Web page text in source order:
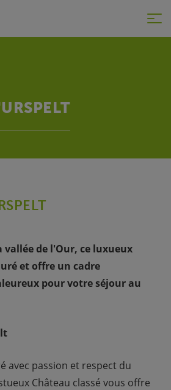
vallée de l'Our, ce luxueux
et offre un cadre
pour votre séjour au
avec passion et respect du
Château classé vous offre